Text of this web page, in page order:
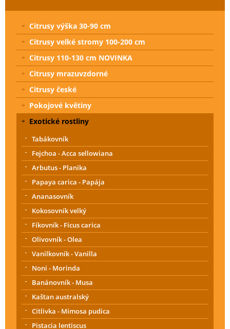
Citrusy výška 30-90 cm
Citrusy velké stromy 100-200 cm
Citrusy 110-130 cm NOVINKA
Citrusy mrazuvzdorné
Citrusy české
Pokojové květiny
Exotické rostliny
Tabákovník
Fejchoa - Acca sellowiana
Arbutus - Planika
Papaya carica - Papája
Ananasovník
Kokosovník velký
Fíkovník - Ficus carica
Olivovník - Olea
Vanilkovník - Vanilla
Noni - Morinda
Banánovník - Musa
Kaštan australský
Citlivka - Mimosa pudica
Pistacia lentiscus